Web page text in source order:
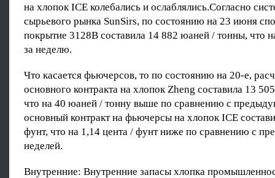
на хлопок ICE колебались и ослаблялись.Согласно
сырьевого рынка SunSirs, по состоянию на 23 июня
покрытие 3128B составила 14 882 юаней / тонны, что
за неделю.
Что касается фьючерсов, то по состоянию на 20-е,
основного контракта на хлопок Zheng составила 13
что на 40 юаней / тонну выше по сравнению с
основный контракт на фьючерсы на хлопок ICE
фунт, что на 1,14 цента / фунт ниже по сравнению с
неделей.
Внутренние: Внутренние запасы хлопка